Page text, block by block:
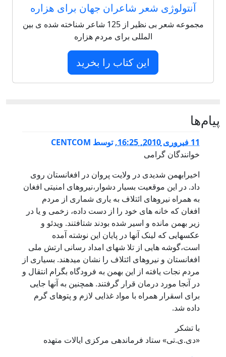
آنتولوژی شعر شاعران جهان برای هزاره
مجموعه شعر بی نظیر از 125 شاعر شناخته شده ی بین
المللی برای مردم هزاره
این کتاب را بخرید
پيام‌ها
11 فبروری 2010, 16:25 ,توسط CENTCOM
خوانندگان گرامی
اخیرابهمن شدیدی در ولایت پروان در افغانستان روی
داد. در این موقعیت بسیار دشوار،نیروهای امنیتی افغان
به همراه نیروهای ائتلاف به یاری شماری از مردم
افغان که خانه های خود را از دست داده، زخمی و یا در
زیر بهمن مانده و اسیر شده بودند شتافتند. ویدئو و
عکسهایی که لینک آنها در پایان این نوشته آمده
است،گوشه هایی از تلا شهای امداد رسانی ارتش ملی
افغانستان و نیروهای ائتلاف را نشان میدهند. بسیاری از
مردم نجات یافته از این بهمن به فرودگاه بگرام انتقال و
در آنجا مورد درمان قرار گرفتند. همچنین به آنها جایی
برای اسقرار همراه با مواد غذایی لازم و پتوهای گرم
داده شد.
با تشکر
«دی.ی.تی» ستاد فرماندهی مرکزی ایالات متهده